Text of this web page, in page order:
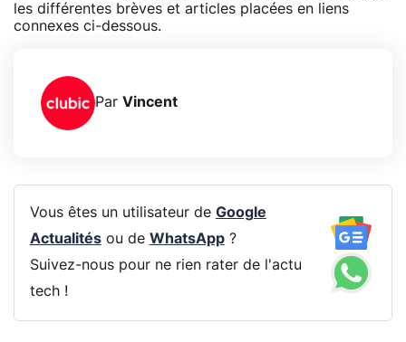
les différentes brèves et articles placées en liens
connexes ci-dessous.
Par Vincent
Vous êtes un utilisateur de Google
Actualitésou de WhatsApp?
Suivez-nous pour ne rien rater de l'actu
tech !